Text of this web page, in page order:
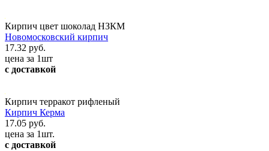
Кирпич цвет шоколад НЗКМ
Новомосковский кирпич
17.32 руб.
цена за 1шт
с доставкой
Кирпич терракот рифленый
Кирпич Керма
17.05 руб.
цена за 1шт.
с доставкой